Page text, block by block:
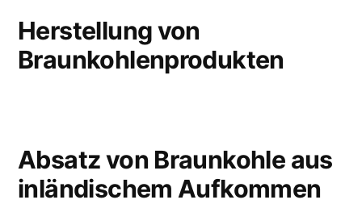
Herstellung von
Braunkohlenprodukten
Absatz von Braunkohle aus
inländischem Aufkommen